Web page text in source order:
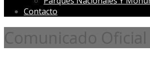
Contacto
Comunicado Oficial